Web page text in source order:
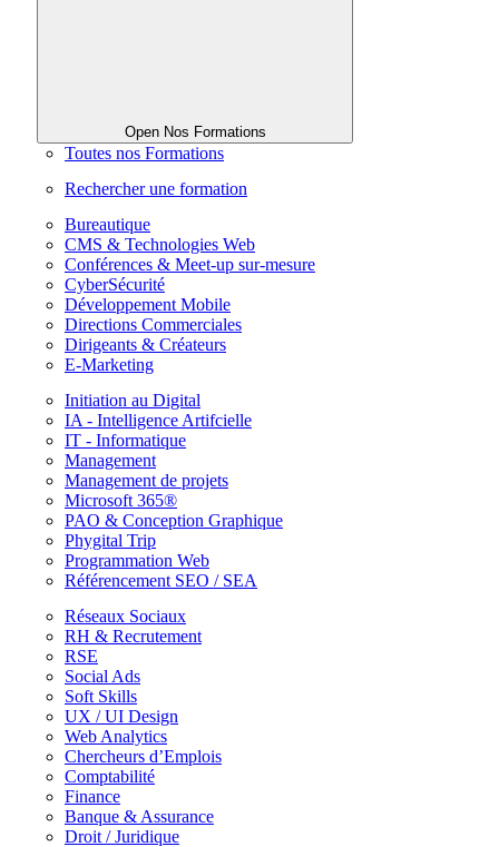
Open Nos Formations
Toutes nos Formations
Rechercher une formation
Bureautique
CMS & Technologies Web
Conférences & Meet-up sur-mesure
CyberSécurité
Développement Mobile
Directions Commerciales
Dirigeants & Créateurs
E-Marketing
Initiation au Digital
IA - Intelligence Artifcielle
IT - Informatique
Management
Management de projets
Microsoft 365®
PAO & Conception Graphique
Phygital Trip
Programmation Web
Référencement SEO / SEA
Réseaux Sociaux
RH & Recrutement
RSE
Social Ads
Soft Skills
UX / UI Design
Web Analytics
Chercheurs d’Emplois
Comptabilité
Finance
Banque & Assurance
Droit / Juridique